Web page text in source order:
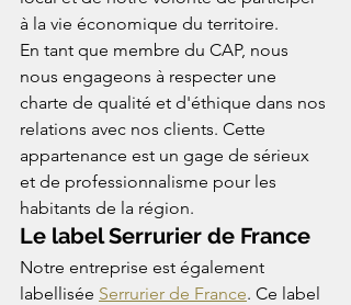
à la vie économique du territoire.
En tant que membre du CAP, nous
nous engageons à respecter une
charte de qualité et d'éthique dans nos
relations avec nos clients. Cette
appartenance est un gage de sérieux
et de professionnalisme pour les
habitants de la région.
Le label Serrurier de France
Notre entreprise est également
labellisée Serrurier de France. Ce label